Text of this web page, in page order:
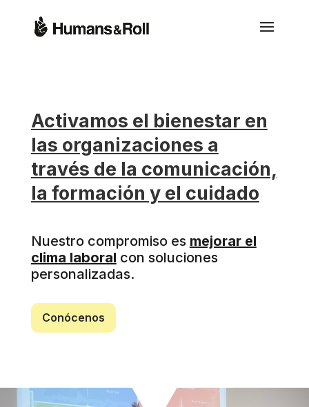
Humans&Roll
Activamos el bienestar en
las organizaciones a
través de la comunicación,
la formación y el cuidado
Nuestro compromiso es mejorar el
clima laboral con soluciones
personalizadas.
Conócenos